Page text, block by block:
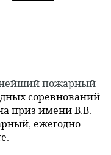
пожарный
соревнований
приз имени В.В.
ежегодно